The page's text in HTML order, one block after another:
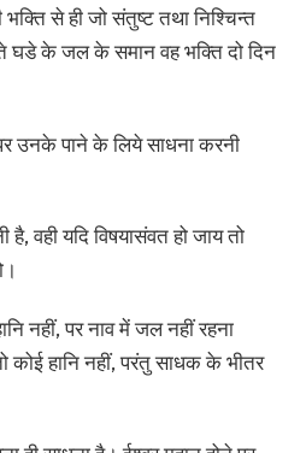
से ही जो संतुष्ट तथा निश्चिन्त
घडे के जल के समान वह भक्ति दो दिन
उनके पाने के लिये साधना करनी
वही यदि विषयासंवत हो जाय तो
नहीं, पर नाव में जल नहीं रहना
कोई हानि नहीं, परंतु साधक के भीतर